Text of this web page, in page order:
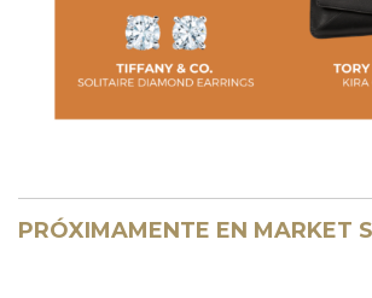
PRÓXIMAMENTE EN MARKET